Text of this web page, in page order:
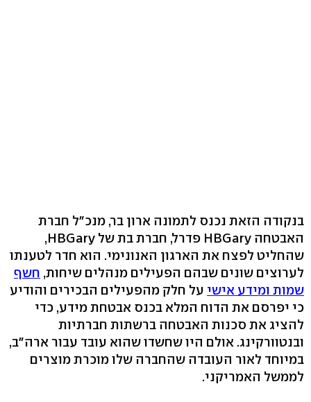
בנקודה הזאת נכנס לתמונה ארון בר, מנכ"ל חברת
האבטחה HBGary פדרל, חברת בת של HBGary,
שהחליט לפצח את הארגון האנונימי. הוא חדר לטענתו
לערוצים שונים שבהם הפעילים מנהלים שיחות, חשף
שמות ומידע אישי על חלק מהפעילים הבכירים והודיע
כי יפרסם את הדוח המלא בכנס אבטחת מידע, כדי
להציג את סכנות האבטחה ברשתות חברתיות
ובנטוורקינג. אולם היו שחשדו שהוא עובד עבור ארה"ב,
במיוחד לאור העובדה שהחברה שלו מוכרת מוצרים
לממשל האמריקני.